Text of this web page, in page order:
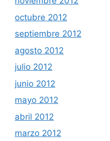
octubre 2012
septiembre 2012
agosto 2012
julio 2012
junio 2012
mayo 2012
abril 2012
marzo 2012